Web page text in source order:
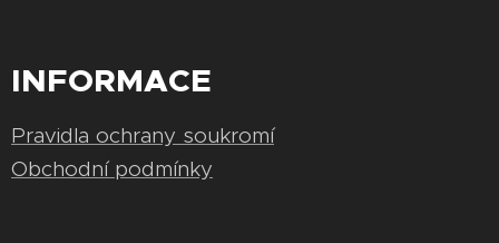
INFORMACE
Pravidla ochrany soukromí
Obchodní podmínky